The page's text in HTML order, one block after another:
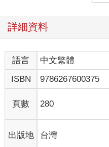
其他士兵在背地裡稱呼他們
猶太人面前卻總是抬不起頭來
些愛玩的同袍，他們會收取高
地討債。也因此，許多GI在猶
即便受到鄙視，猶太士兵卻
無其事的樣子，還會大方把錢
質「征服」了對方。看到受到
我不知不覺對他們產生一種親
主動去接近他們。
詳細資料
語言 中文繁體
ISBN
9786267600375
頁數 280
出版地 台灣